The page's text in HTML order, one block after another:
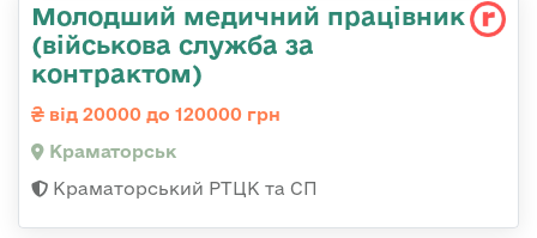
Молодший медичний працівник
(військова служба за
контрактом)
від 20000 до 120000 грн
Краматорськ
Краматорський РТЦК та СП